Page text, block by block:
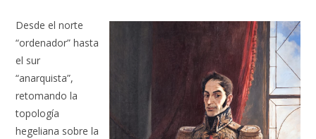
Desde el norte
“ordenador” hasta
el sur
“anarquista”,
retomando la
topología
hegeliana sobre la